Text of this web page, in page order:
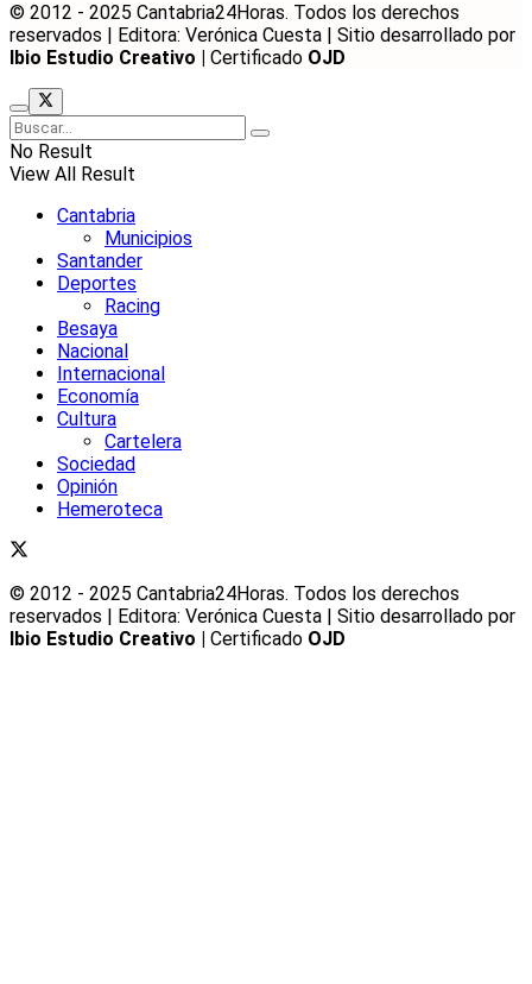
© 2012 - 2025 Cantabria24Horas. Todos los derechos
reservados | Editora: Verónica Cuesta | Sitio desarrollado por
Ibio Estudio Creativo |
Certificado OJD
No Result
View All Result
Cantabria
Municipios
Santander
Deportes
Racing
Besaya
Nacional
Internacional
Economía
Cultura
Cartelera
Sociedad
Opinión
Hemeroteca
© 2012 - 2025 Cantabria24Horas. Todos los derechos
reservados | Editora: Verónica Cuesta | Sitio desarrollado por
Ibio Estudio Creativo | Certificado OJD